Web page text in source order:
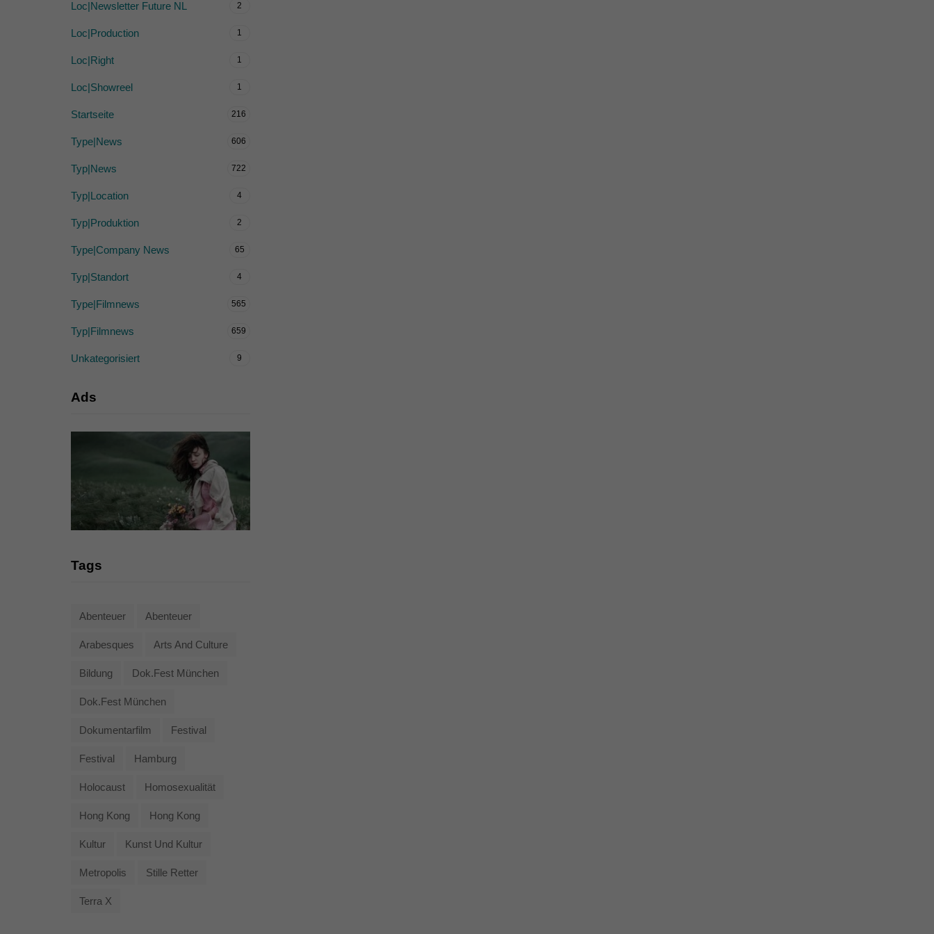
Loc|Newsletter Future NL 2
Loc|Production 1
Loc|Right 1
Loc|Showreel 1
Startseite 216
Type|News 606
Typ|News 722
Typ|Location 4
Typ|Produktion 2
Type|Company News 65
Typ|Standort 4
Type|Filmnews 565
Typ|Filmnews 659
Unkategorisiert 9
Ads
Tags
Abenteuer Abenteuer
Arabesques Arts And Culture
Bildung Dok.fest München
Dok.fest München
Dokumentarfilm Festival
Festival Hamburg
Holocaust Homosexualität
Hong Kong Hong Kong
Kultur Kunst Und Kultur
Metropolis Stille Retter
Terra X